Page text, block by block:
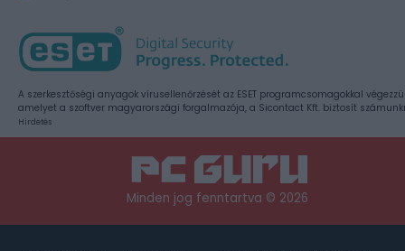
A szerkesztőségi anyagok vírusellenőrzését az ESET programcsomagokkal
amelyet a szoftver magyarországi forgalmazója, a Sicontact Kft. biztosít
Hirdetés
Minden jog fenntartva © 2026